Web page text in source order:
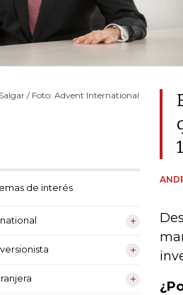
/ Foto: Advent International
de interés